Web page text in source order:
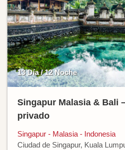
13 Día / 12 Noche
Singapur Malasia & Bali
privado
Singapur - Malasia - Indonesia
Ciudad de Singapur, Kuala